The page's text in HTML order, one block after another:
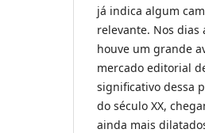
já indica algum
relevante. Nos
houve um grande
mercado editorial
significativo dessa
do século XX,
ainda mais